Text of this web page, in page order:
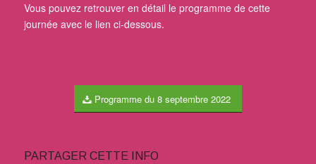
Vous pouvez retrouver en détail le programme de cette
journée avec le lien ci-dessous.
Programme du 8 septembre 2022
PARTAGER CETTE INFO